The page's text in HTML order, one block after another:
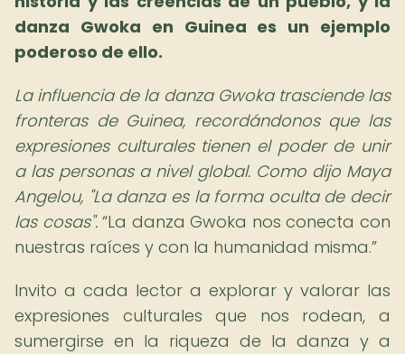
danza Gwoka en Guinea es un ejemplo
poderoso de ello.
La influencia de la danza Gwoka trasciende las
fronteras de Guinea, recordándonos que las
expresiones culturales tienen el poder de unir
a las personas a nivel global. Como dijo Maya
Angelou, "La danza es la forma oculta de decir
las cosas". La danza Gwoka nos conecta con
nuestras raíces y con la humanidad misma.
Invito a cada lector a explorar y valorar las
expresiones culturales que nos rodean, a
sumergirse en la riqueza de la danza y a